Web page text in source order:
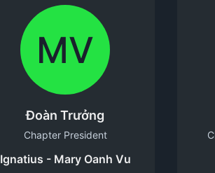
MV
Đoàn Trưởng
Chapter President
Ignatius - Mary Oanh Vu